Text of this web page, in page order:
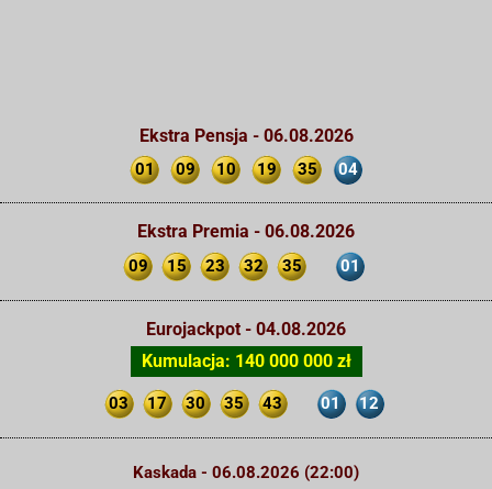
Ekstra Pensja - 06.08.2026
01 09 10 19 35 04
Ekstra Premia - 06.08.2026
09 15 23 32 35 01
Eurojackpot - 04.08.2026
Kumulacja: 140 000 000 zł
03 17 30 35 43 01 12
Kaskada - 06.08.2026 (22:00)